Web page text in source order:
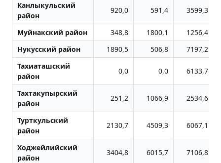
Канлыкульский
район
920,0 591,4 3599,3
Муйнакский район 348,8 1800,1
1256,4
Нукусский район
1890,5 506,8
7197,2
Тахиаташский
район
0,0 0,0 6133,7
Тахтакупырский
район
251,2 1066,9 2534,6
Турткульский
район
2130,7 4509,3 6067,1
Ходжейлийский
район
3404,8 6015,7 7106,8